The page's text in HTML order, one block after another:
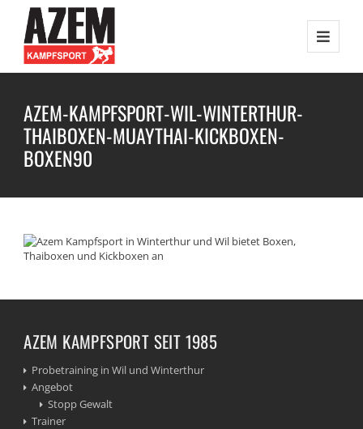
AZEM-KAMPFSPORT-WIL-WINTERTHUR-
THAIBOXEN-MUAYTHAI-KICKBOXEN-
BOXEN90
AZEM KAMPFSPORT SEIT 1985
Probetraining in Wil und Winterthur
Angebot
Stopp Gewalt
Trainer